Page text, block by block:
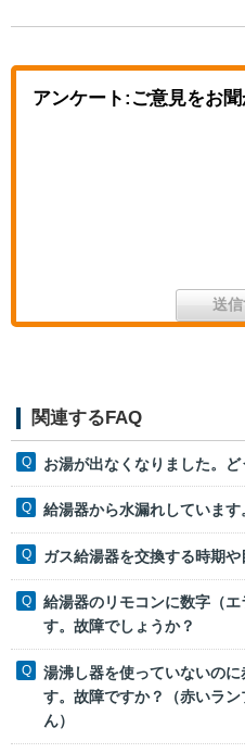
アンケート:ご意見をお
関連するFAQ
お湯が出なくなりました。
給湯器から水漏れしていま
ガス給湯器を交換する時期や
給湯器のリモコンに数字（
す。故障でしょうか？
湯沸し器を使っていないの
す。故障ですか？（赤いラ
ん）